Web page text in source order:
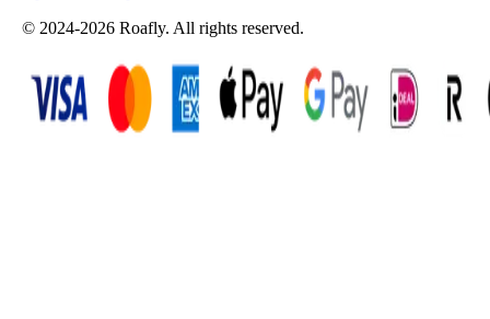
© 2024-2026 Roafly. All rights reserved.